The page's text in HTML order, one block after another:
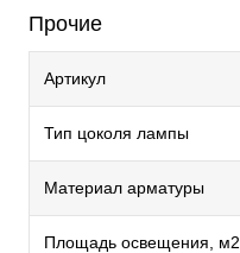
Прочие
Артикул
Тип цоколя лампы
Материал арматуры
Площадь освещения, м2